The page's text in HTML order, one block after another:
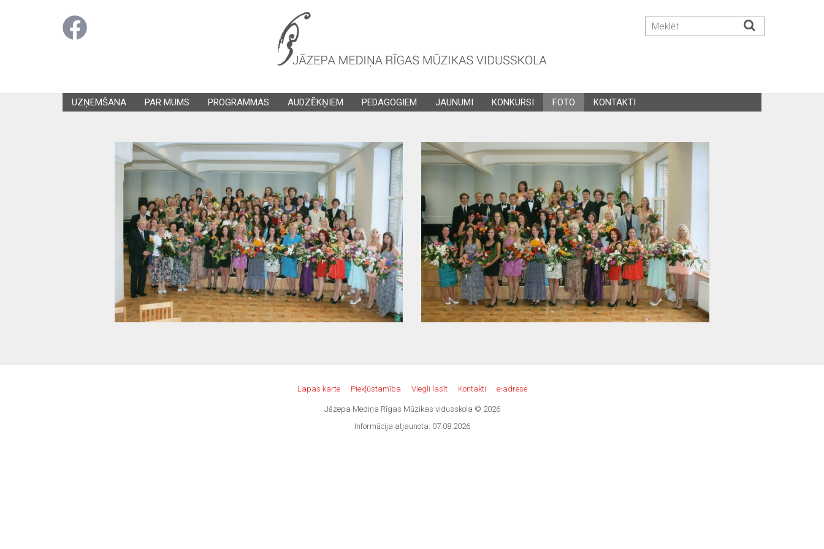
UZŅEMŠANA PAR MUMS PROGRAMMAS AUDZĒKŅIEM PEDAGOGIEM JAUNUMI KONKURSI FOTO KONTAKTI
Lapas karte Piekļūstamība Viegli lasīt Kontakti e-adrese
Jāzepa Mediņa Rīgas Mūzikas vidusskola © 2026
Informācija atjaunota: 07.08.2026